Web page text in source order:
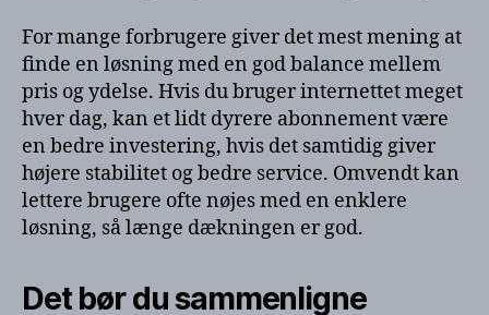
For mange forbrugere giver det mest mening at
finde en løsning med en god balance mellem
pris og ydelse. Hvis du bruger internettet meget
hver dag, kan et lidt dyrere abonnement være
en bedre investering, hvis det samtidig giver
højere stabilitet og bedre service. Omvendt kan
lettere brugere ofte nøjes med en enklere
løsning, så længe dækningen er god.
Det bør du sammenligne